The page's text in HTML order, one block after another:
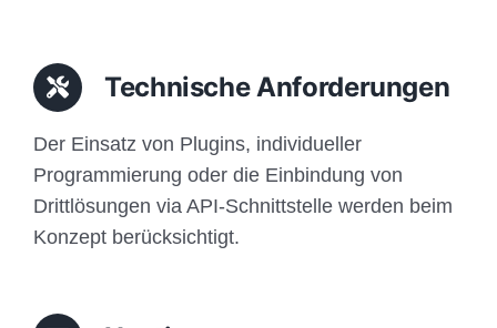
Technische Anforderungen
Der Einsatz von Plugins, individueller
Programmierung oder die Einbindung von
Drittlösungen via API-Schnittstelle werden beim
Konzept berücksichtigt.